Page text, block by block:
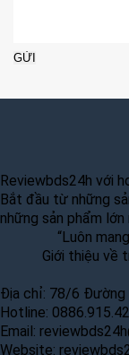
Reviewbds24h với
Bắt đầu từ những
những sản phẩm
“Luôn
Giới thiệu về
Địa chỉ: 78/6 Đường
Hotline:
Email:
Website: